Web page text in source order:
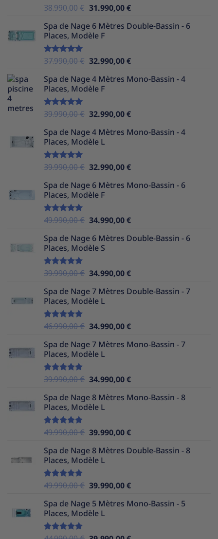
Note5.00
38.990,00€ Le
initial
était :
31.990,00€Le
actuel
Spa de Nage 6 Mètres Double-Bassin - 6
Places, Modèle F
Note5.00
37.990,00€ Le
initial
était :
32.990,00€Le
actuel
Spa de Nage 4 Mètres Mono-Bassin - 4
Places, Modèle F
Note5.00
39.990,00€ Le
initial
était :
32.990,00€Le
actuel
Spa de Nage 4 Mètres Mono-Bassin - 4
Places, Modèle L
Note5.00
39.990,00€ Le
initial
était :
32.990,00€Le
actuel
Spa de Nage 6 Mètres Mono-Bassin - 6
Places, Modèle F
Note5.00
49.990,00€ Le
initial
était :
34.990,00€Le
actuel
Spa de Nage 6 Mètres Double-Bassin - 6
Places, Modèle S
Note5.00
39.990,00€ Le
initial
était :
34.990,00€Le
actuel
Spa de Nage 7 Mètres Double-Bassin - 7
Places, Modèle L
Note5.00
46.990,00€ Le
initial
était :
34.990,00€Le
actuel
Spa de Nage 7 Mètres Mono-Bassin - 7
Places, Modèle L
Note5.00
39.990,00€ Le
initial
était :
34.990,00€Le
actuel
Spa de Nage 8 Mètres Mono-Bassin - 8
Places, Modèle L
Note5.00
49.990,00€ Le
initial
était :
39.990,00€Le
actuel
Spa de Nage 8 Mètres Double-Bassin - 8
Places, Modèle L
Note5.00
49.990,00€ Le
initial
était :
39.990,00€Le
actuel
Spa de Nage 5 Mètres Mono-Bassin - 5
Places, Modèle L
Note5.00